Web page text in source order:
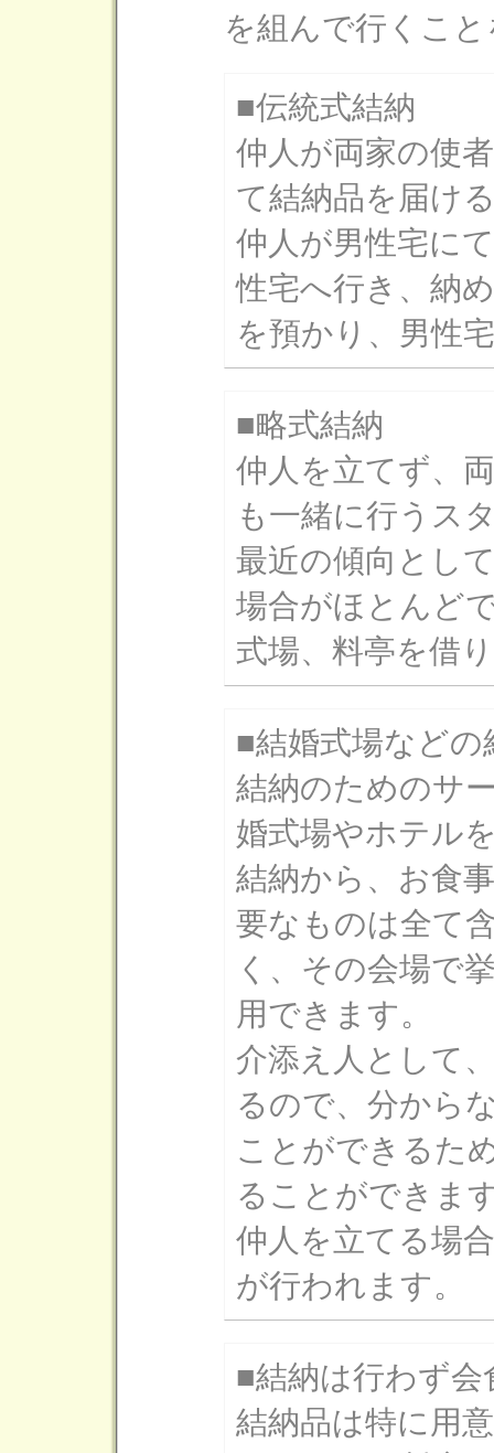
を組んで行くこ
■伝統式結納
仲人が両家の使
て結納品を届け
仲人が男性宅に
性宅へ行き、納
を預かり、男性
■略式結納
仲人を立てず、
も一緒に行うス
最近の傾向とし
場合がほとんど
式場、料亭を借
■結婚式場などの
結納のためのサ
婚式場やホテル
結納から、お食
要なものは全て
く、その会場で
用できます。
介添え人として
るので、分から
ことができるた
ることができま
仲人を立てる場
が行われます。
■結納は行わず会
結納品は特に用